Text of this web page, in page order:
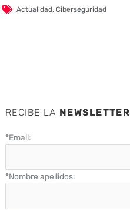
Actualidad,Ciberseguridad
RECIBE LA NEWSLETTER
*Email:
*Nombre apellidos: